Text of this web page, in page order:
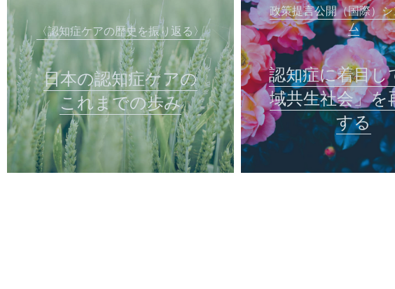
〈認知症ケアの歴史を振り返る〉
日本の認知症ケアの
これまでの歩み
政策提言公開（国際）
ム
認知症に着目し
域共生社会」を
する